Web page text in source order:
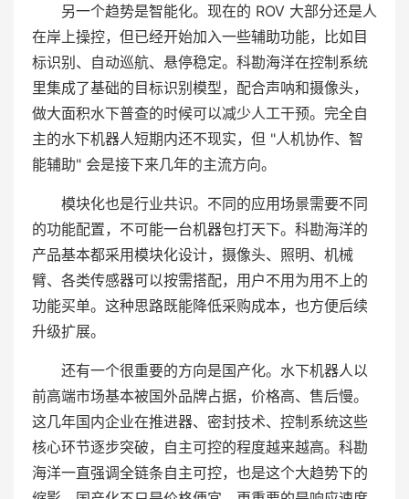
另一个趋势是智能化。现在的 ROV 大部分还是人
在岸上操控，但已经开始加入一些辅助功能，比如目
标识别、自动巡航、悬停稳定。科勘海洋在控制系统
里集成了基础的目标识别模型，配合声呐和摄像头，
做大面积水下普查的时候可以减少人工干预。完全自
主的水下机器人短期内还不现实，但 "人机协作、智
能辅助" 会是接下来几年的主流方向。
模块化也是行业共识。不同的应用场景需要不同
的功能配置，不可能一台机器包打天下。科勘海洋的
产品基本都采用模块化设计，摄像头、照明、机械
臂、各类传感器可以按需搭配，用户不用为用不上的
功能买单。这种思路既能降低采购成本，也方便后续
升级扩展。
还有一个很重要的方向是国产化。水下机器人以
前高端市场基本被国外品牌占据，价格高、售后慢。
这几年国内企业在推进器、密封技术、控制系统这些
核心环节逐步突破，自主可控的程度越来越高。科勘
海洋一直强调全链条自主可控，也是这个大趋势下的